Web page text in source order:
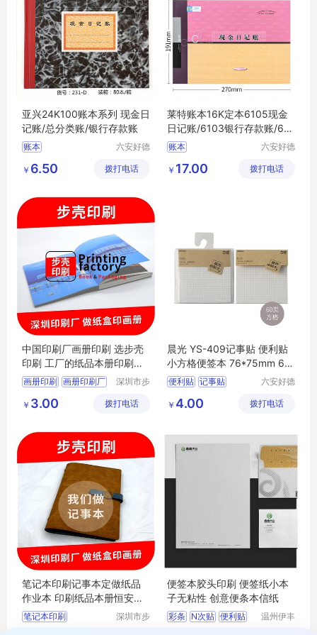
亚兴24K100账本系列 现金日
记账/总分类账/银行存款账
账本
六安好德
公司
￥ 6.50 拨打电话
莱特账本16K定本6105现金
日记账/6103银行存款账/610
1总分类账
账本
六安好德
公司
￥ 17.00 拨打电话
中国印刷厂画册印刷 选步壳
印刷 工厂的纸品本册印刷公
司
画册印刷 画册印刷厂
纸品本册印刷公司
深圳市步
限公司
￥ 3.00 拨打电话
晨光 YS-409记事贴 便利贴
小方格便签本 76*75mm 60
页/本
便利贴 记事贴
六安好德
公司
￥ 4.00 拨打电话
笔记本印刷记事本定做纸品
作业本 印刷纸品本册恒安达
工厂国内
笔记本印刷
深圳市步
便签本胶头印刷 便签纸小本
子无粘性 创意便条本信纸
彩条 N次贴 便利贴
温州伊丰